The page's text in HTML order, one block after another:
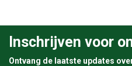
Inschrijven voor
Ontvang de laatste updates